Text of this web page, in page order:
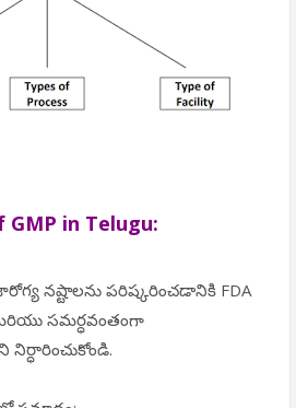
GMP in Telugu:
నష్టాలను పరిష్కరించడానికి FDA
సమర్ధవంతంగా